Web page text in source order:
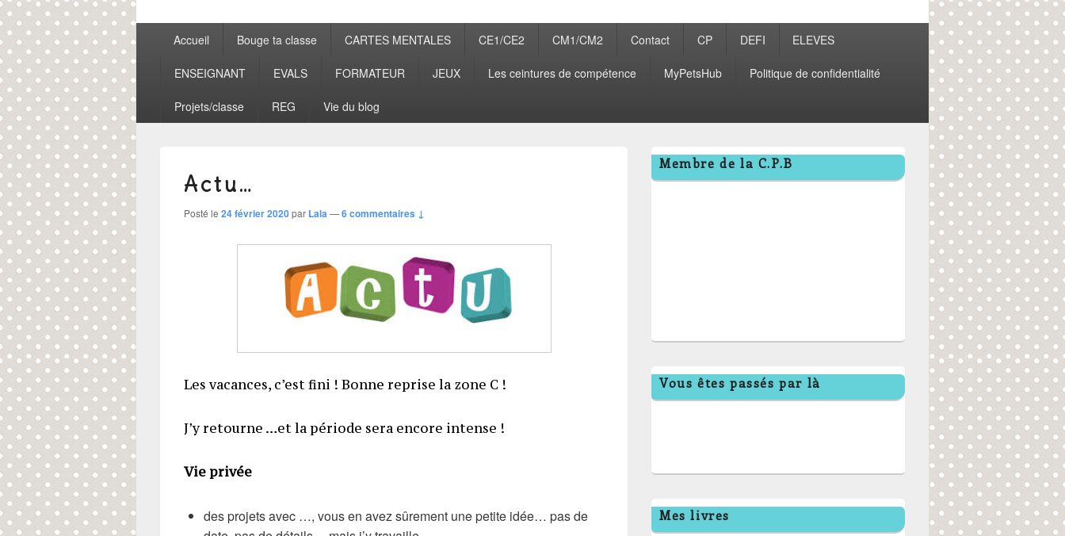
MenuAccueil Bouge ta classe CARTES MENTALES CE1/CE2 CM1/CM2 Contact CP DEFI ELEVES
ENSEIGNANT EVALS FORMATEUR JEUX Les ceintures de compétence MyPetsHub Politique de confidentialité
Projets/classe REG Vie du blog
Actu…
Posté le 24 février 2020par Lala—6 commentaires ↓
Les vacances, c’est fini ! Bonne reprise la zone C !
J’y retourne …et la période sera encore intense !
Vie privée
des projets avec …, vous en avez sûrement une petite idée… pas de
Zone
principale
de
Membre de la C.P.B
Vous êtes passés par là
Mes livres